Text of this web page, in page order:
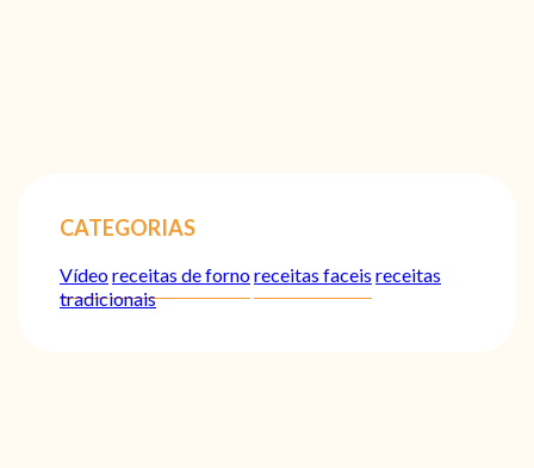
CATEGORIAS
Vídeoreceitas de fornoreceitas faceis receitas
tradicionais